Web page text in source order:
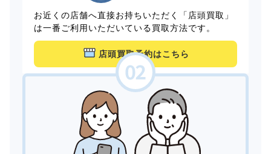
お近くの店舗へ直接お持ちいただく「店頭買取」
は一番ご利用いただいている買取方法です。
店頭買取予約はこちら